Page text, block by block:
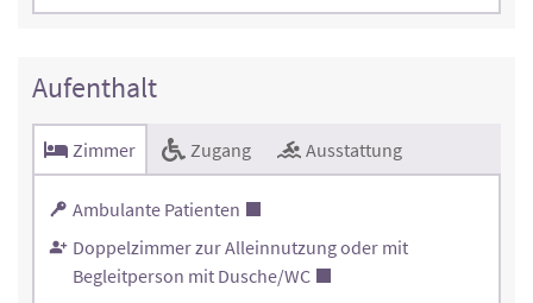
Aufenthalt
Zimmer Zugang Ausstattung
Ambulante Patienten
Doppelzimmer zur Alleinnutzung oder mit
Begleitperson mit Dusche/WC